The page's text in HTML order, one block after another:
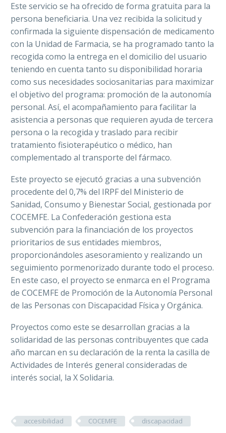
Este servicio se ha ofrecido de forma gratuita para la
persona beneficiaria. Una vez recibida la solicitud y
confirmada la siguiente dispensación de medicamento
con la Unidad de Farmacia, se ha programado tanto la
recogida como la entrega en el domicilio del usuario
teniendo en cuenta tanto su disponibilidad horaria
como sus necesidades sociosanitarias para maximizar
el objetivo del programa: promoción de la autonomía
personal. Así, el acompañamiento para facilitar la
asistencia a personas que requieren ayuda de tercera
persona o la recogida y traslado para recibir
tratamiento fisioterapéutico o médico, han
complementado al transporte del fármaco.
Este proyecto se ejecutó gracias a una subvención
procedente del 0,7% del IRPF del Ministerio de
Sanidad, Consumo y Bienestar Social, gestionada por
COCEMFE. La Confederación gestiona esta
subvención para la financiación de los proyectos
prioritarios de sus entidades miembros,
proporcionándoles asesoramiento y realizando un
seguimiento pormenorizado durante todo el proceso.
En este caso, el proyecto se enmarca en el Programa
de COCEMFE de Promoción de la Autonomía Personal
de las Personas con Discapacidad Física y Orgánica.
Proyectos como este se desarrollan gracias a la
solidaridad de las personas contribuyentes que cada
año marcan en su declaración de la renta la casilla de
Actividades de Interés general consideradas de
interés social, la X Solidaria.
accesibilidad COCEMFE discapacidad